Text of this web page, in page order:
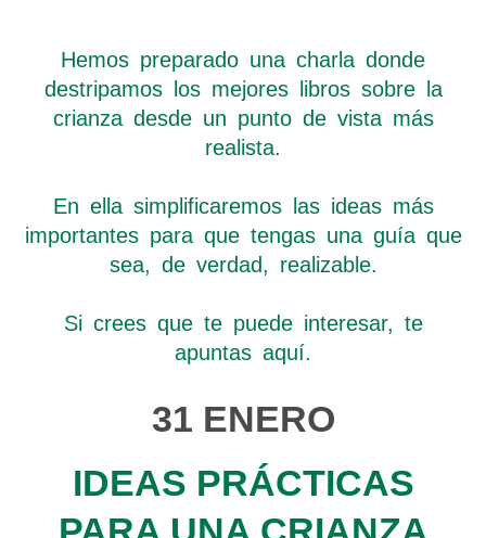
Hemos preparado una charla donde
destripamos los mejores libros sobre la
crianza desde un punto de vista más
realista.
En ella simplificaremos las ideas más
importantes para que tengas una guía que
sea, de verdad, realizable.
Si crees que te puede interesar, te
apuntas aquí.
31 ENERO
IDEAS PRÁCTICAS